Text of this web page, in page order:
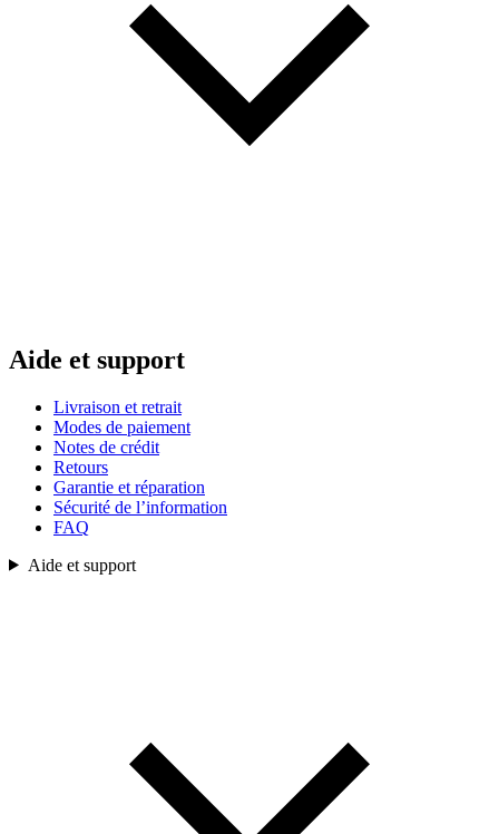
Aide et support
Livraison et retrait
Modes de paiement
Notes de crédit
Retours
Garantie et réparation
Sécurité de l’information
FAQ
Aide et support